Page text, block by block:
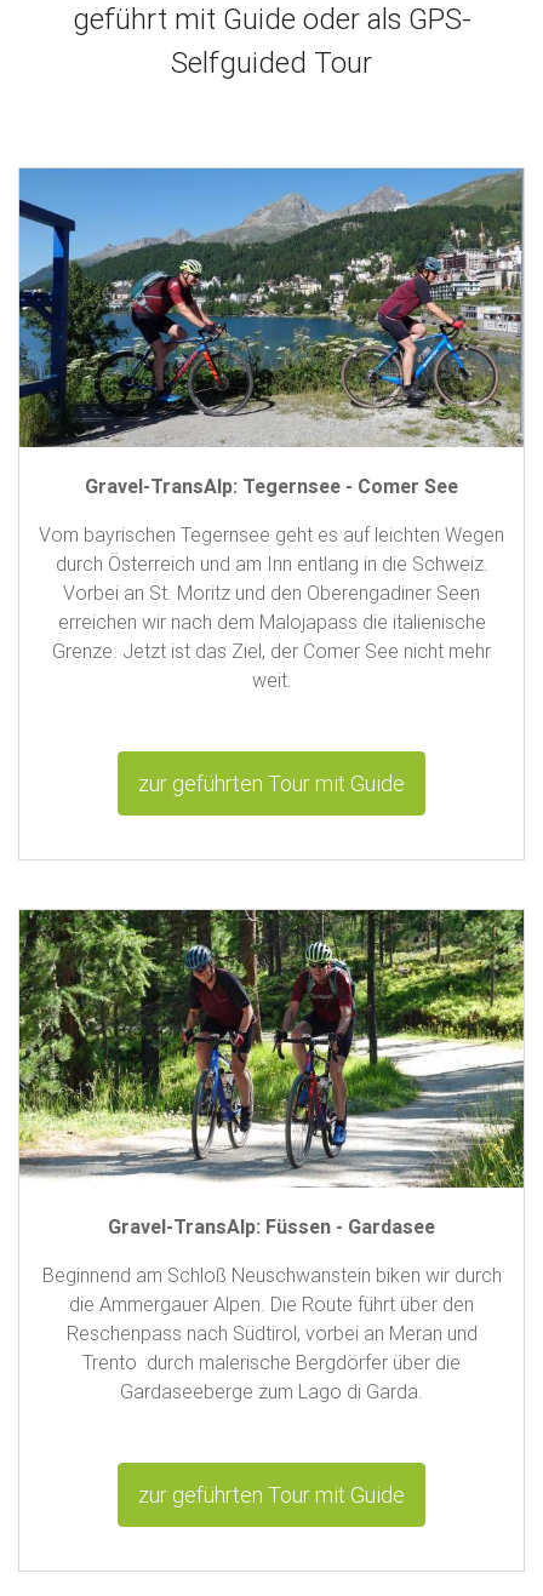
geführt mit Guide oder als GPS-
Selfguided Tour
Gravel-TransAlp: Tegernsee - Comer See
Vom bayrischen Tegernsee geht es auf leichten Wegen
durch Österreich und am Inn entlang in die Schweiz.
Vorbei an St. Moritz und den Oberengadiner Seen
erreichen wir nach dem Malojapass die italienische
Grenze. Jetzt ist das Ziel, der Comer See nicht mehr
weit.
zur geführten Tour mit Guide
Gravel-TransAlp: Füssen - Gardasee
Beginnend am Schloß Neuschwanstein biken wir durch
die Ammergauer Alpen. Die Route führt über den
Reschenpass nach Südtirol, vorbei an Meran und
Trento durch malerische Bergdörfer über die
Gardaseeberge zum Lago di Garda.
zur geführten Tour mit Guide